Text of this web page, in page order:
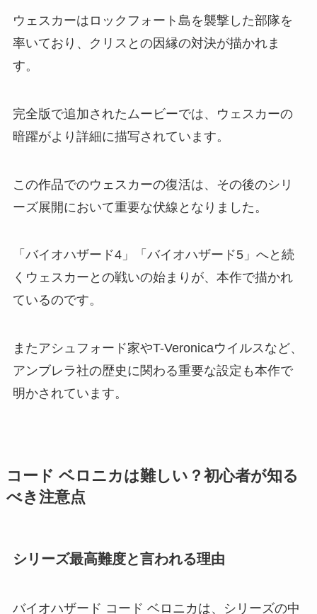
ウェスカーはロックフォート島を襲撃した部隊を
率いており、クリスとの因縁の対決が描かれま
す。
完全版で追加されたムービーでは、ウェスカーの
暗躍がより詳細に描写されています。
この作品でのウェスカーの復活は、その後のシリ
ーズ展開において重要な伏線となりました。
「バイオハザード4」「バイオハザード5」へと続
くウェスカーとの戦いの始まりが、本作で描かれ
ているのです。
またアシュフォード家やT-Veronicaウイルスなど、
アンブレラ社の歴史に関わる重要な設定も本作で
明かされています。
コード ベロニカは難しい？初心者が知る
べき注意点
シリーズ最高難度と言われる理由
バイオハザード コード ベロニカは、シリーズの中